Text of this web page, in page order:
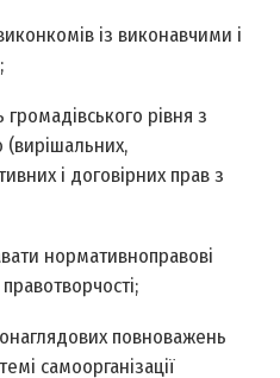
із виконавчими і
рівня з
і договірних прав з
нормативно­правові
повноважень
самоорганізації